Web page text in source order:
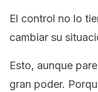
El control no lo
cambiar su
Esto, aunque
gran poder.